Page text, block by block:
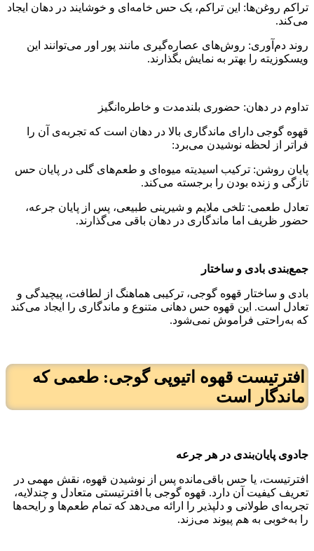
تراکم روغن‌ها: این تراکم، یک حس خامه‌ای و خوشایند در دهان ایجاد
می‌کند.
روند دم‌آوری: روش‌های عصاره‌گیری مانند پور اور می‌توانند این
ویسکوزیته را بهتر به نمایش بگذارند.
تداوم در دهان: حضوری بلندمدت و خاطره‌انگیز
قهوه گوجی دارای ماندگاری بالا در دهان است که تجربه‌ی آن را
فراتر از لحظه نوشیدن می‌برد:
پایان روشن: ترکیب اسیدیته میوه‌ای و طعم‌های گلی در پایان حس
تازگی و زنده بودن را برجسته می‌کند.
تعادل طعمی: تلخی ملایم و شیرینی طبیعی، پس از پایان جرعه،
حضور ظریف اما ماندگاری در دهان باقی می‌گذارند.
جمع‌بندی بادی و ساختار
بادی و ساختار قهوه گوجی، ترکیبی هماهنگ از لطافت، پیچیدگی و
تعادل است. این قهوه حس دهانی متنوع و ماندگاری را ایجاد می‌کند
که به‌راحتی فراموش نمی‌شود.
افترتیست قهوه اتیوپی گوجی: طعمی که
ماندگار است
جادوی پایان‌بندی در هر جرعه
افترتیست، یا حس باقی‌مانده پس از نوشیدن قهوه، نقش مهمی در
تعریف کیفیت آن دارد. قهوه گوجی با افترتیستی متعادل و چندلایه،
تجربه‌ای طولانی و دلپذیر را ارائه می‌دهد که تمام طعم‌ها و رایحه‌ها
را به‌خوبی به هم پیوند می‌زند.